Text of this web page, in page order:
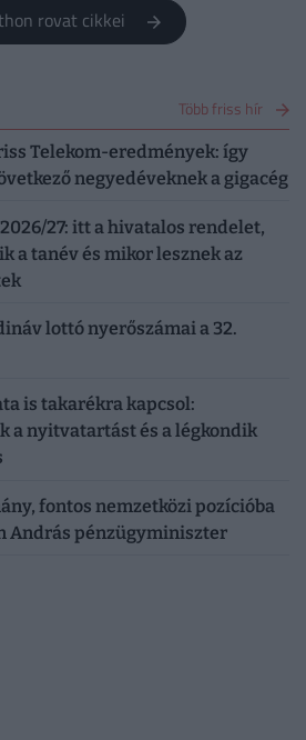
rovat cikkei
Több friss hír
Telekom-eredmények: így
negyedéveknek a gigacég
27: itt a hivatalos rendelet,
a tanév és mikor lesznek az
lottó nyerőszámai a 32.
is takarékra kapcsol:
a nyitvatartást és a légkondik
fontos nemzetközi pozícióba
András pénzügyminiszter